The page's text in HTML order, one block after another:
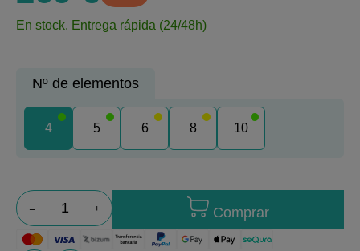
En stock. Entrega rápida (24/48h)
Nº de elementos
4 5 6 8 10
Comprar